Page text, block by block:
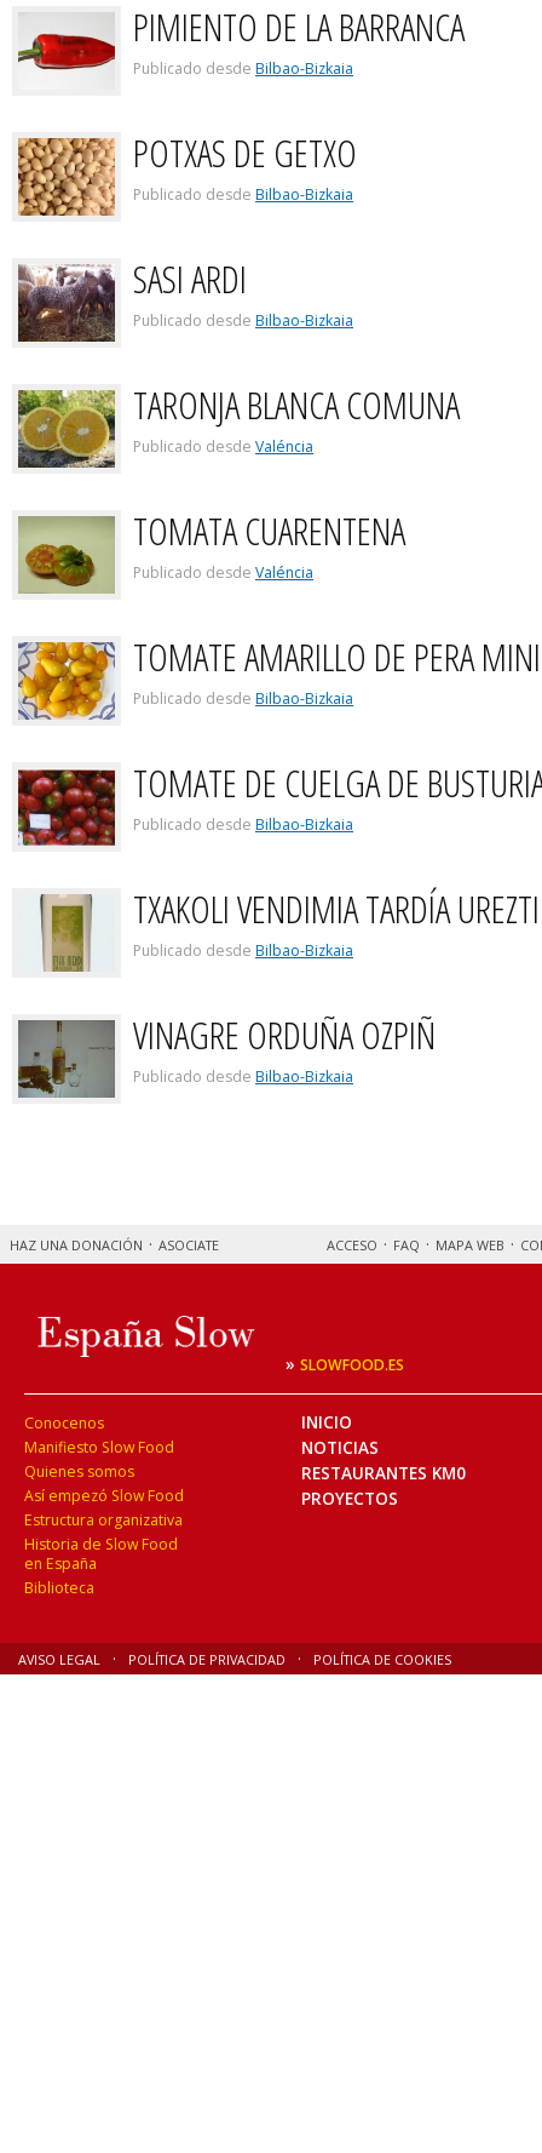
PIMIENTO DE LA BARRANCA
Publicado desde Bilbao-Bizkaia
POTXAS DE GETXO
Publicado desde Bilbao-Bizkaia
SASI ARDI
Publicado desde Bilbao-Bizkaia
TARONJA BLANCA COMUNA
Publicado desde Valéncia
TOMATA CUARENTENA
Publicado desde Valéncia
TOMATE AMARILLO DE PERA
Publicado desde Bilbao-Bizkaia
TOMATE DE CUELGA DE
Publicado desde Bilbao-Bizkaia
TXAKOLI VENDIMIA TARDÍA UREZTI
Publicado desde Bilbao-Bizkaia
VINAGRE ORDUÑA OZPIÑ
Publicado desde Bilbao-Bizkaia
HAZ UNA DONACIÓN ASOCIATE ACCESO FAQ MAPA WEB
» SLOWFOOD.ES
Conocenos
Manifiesto Slow Food
Quienes somos
Así empezó Slow Food
Estructura organizativa
Historia de Slow Food
en España
Biblioteca
INICIO
NOTICIAS
RESTAURANTES KM0
PROYECTOS
AVISO LEGAL POLÍTICA DE PRIVACIDAD POLÍTICA DE COOKIES